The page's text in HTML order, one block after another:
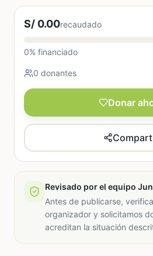
S/ 0.00recaudado
0% financiado
0 donantes
Donar
Revisado por el equipo
Antes de publicarse,
organizador y solicitamos
acreditan la situación